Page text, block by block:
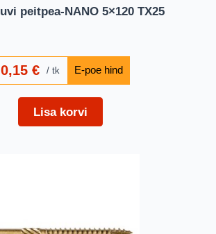
peitpea-NANO 5×120 TX25
0,15€ tk
Lisa korvi